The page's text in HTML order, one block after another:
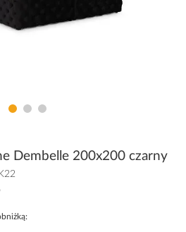
Dembelle 200x200 czarny